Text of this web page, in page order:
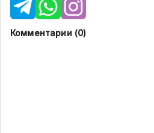
Комментарии (0)